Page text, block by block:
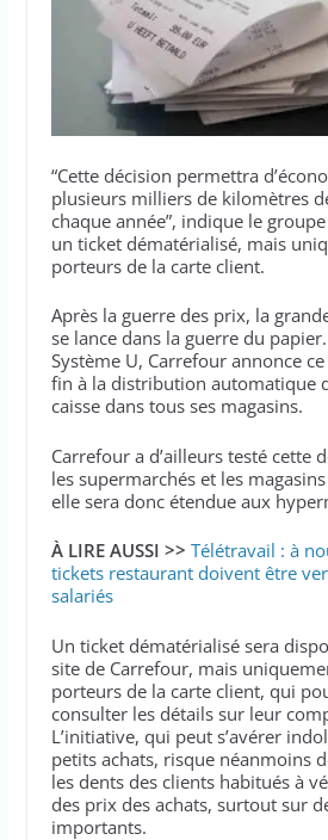
“Cette décision permettra
plusieurs milliers de kilomètres
chaque année”, indique le
un ticket dématérialisé, mais
porteurs de la carte client.
Après la guerre des prix, la
se lance dans la guerre du
Système U, Carrefour annonce
fin à la distribution automatique
caisse dans tous ses magasins.
Carrefour a d’ailleurs testé cette
les supermarchés et les
elle sera donc étendue aux
À LIRE AUSSI >> Télétravail : à
tickets restaurant doivent être
salariés
Un ticket dématérialisé sera
site de Carrefour, mais
porteurs de la carte client, qui
consulter les détails sur leur
L’initiative, qui peut s’avérer
petits achats, risque néanmoins
les dents des clients habitués à
des prix des achats, surtout sur
importants.